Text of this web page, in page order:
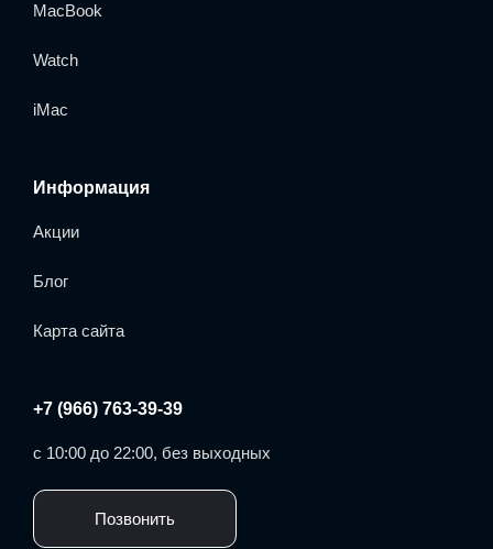
MacBook
Watch
iMac
Информация
Акции
Блог
Карта сайта
+7 (966) 763-39-39
с 10:00 до 22:00, без выходных
Позвонить